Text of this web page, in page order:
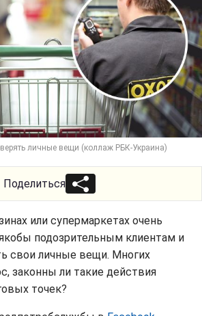
личные вещи (коллаж РБК-Украина)
Поделиться
или супермаркетах очень
подозрительным клиентам и
свои личные вещи. Многих
законны ли такие действия
точек?